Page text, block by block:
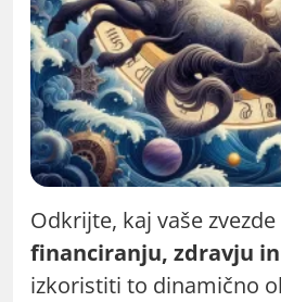
Odkrijte, kaj vaše
financiranju, zdravju
izkoristiti to dinamično